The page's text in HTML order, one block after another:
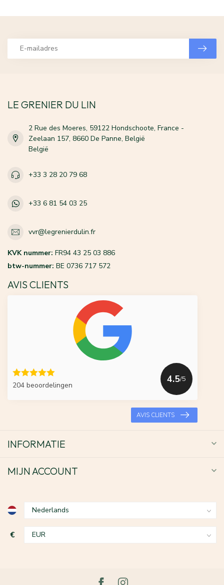
LE GRENIER DU LIN
2 Rue des Moeres, 59122 Hondschoote, France -
Zeelaan 157, 8660 De Panne, België
België
+33 3 28 20 79 68
+33 6 81 54 03 25
vvr@legrenierdulin.fr
KVK nummer: FR94 43 25 03 886
btw-nummer: BE 0736 717 572
AVIS CLIENTS
204 beoordelingen
4.5/5
AVIS CLIENTS
INFORMATIE
MIJN ACCOUNT
€